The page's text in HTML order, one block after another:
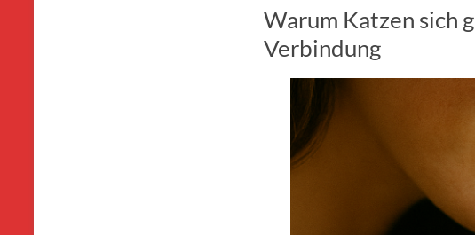
Warum Katzen sich
Verbindung